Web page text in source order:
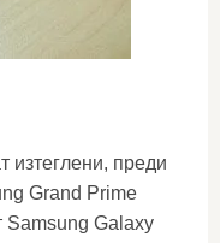
изтеглени, преди
Grand Prime
Samsung Galaxy